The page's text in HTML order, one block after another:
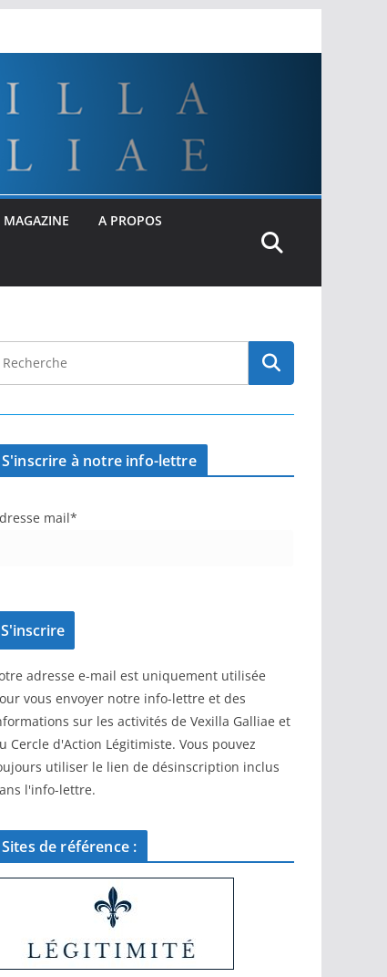
MAGAZINE A PROPOS
S'inscrire à notre info-lettre
mail*
adresse e-mail est uniquement utilisée
vous envoyer notre info-lettre et des
sur les activités de Vexilla Galliae et
Cercle d'Action Légitimiste. Vous pouvez
utiliser le lien de désinscription inclus
l'info-lettre.
Sites de référence :